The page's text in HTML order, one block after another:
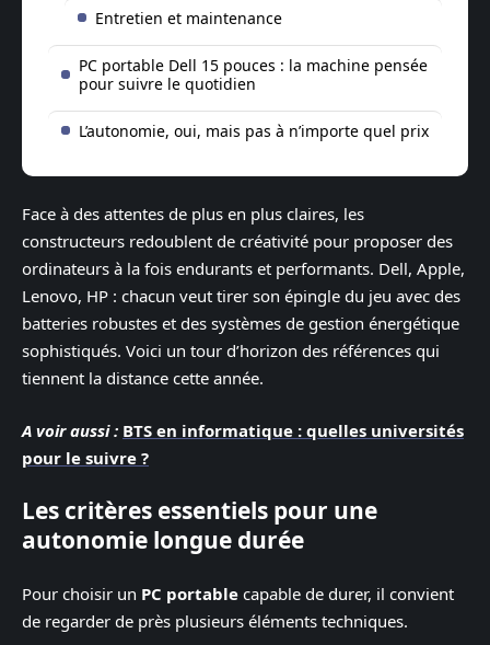
Entretien et maintenance
PC portable Dell 15 pouces : la machine pensée
pour suivre le quotidien
L’autonomie, oui, mais pas à n’importe quel prix
Face à des attentes de plus en plus claires, les
constructeurs redoublent de créativité pour proposer des
ordinateurs à la fois endurants et performants. Dell, Apple,
Lenovo, HP : chacun veut tirer son épingle du jeu avec des
batteries robustes et des systèmes de gestion énergétique
sophistiqués. Voici un tour d’horizon des références qui
tiennent la distance cette année.
A voir aussi : BTS en informatique : quelles universités
pour le suivre ?
Les critères essentiels pour une
autonomie longue durée
Pour choisir un PC portable capable de durer, il convient
de regarder de près plusieurs éléments techniques.